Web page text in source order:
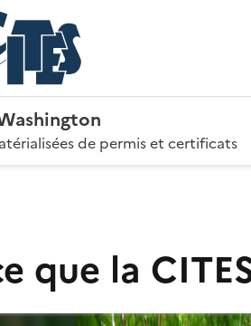
de permis et certificats
que la